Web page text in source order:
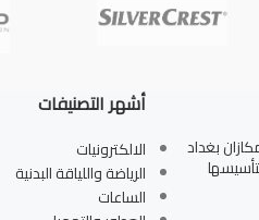
بغداد
أشهر التصنيفات
الالكترونيات
الرياضة واللياقة البدنية
الساعات